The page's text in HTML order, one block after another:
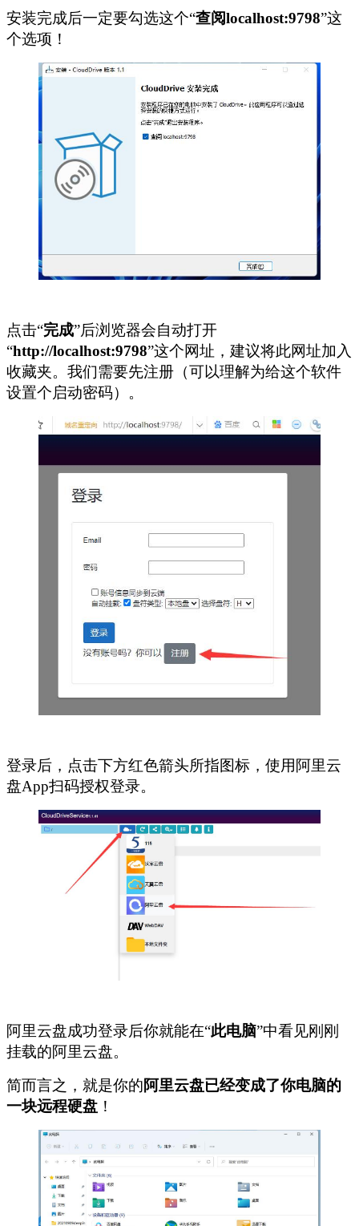
安装完成后一定要勾选这个“查阅localhost:9798”这
个选项！
点击“完成”后浏览器会自动打开
“http://localhost:9798”这个网址，建议将此网址加入
收藏夹。我们需要先注册（可以理解为给这个软件
设置个启动密码）。
登录后，点击下方红色箭头所指图标，使用阿里云
盘App扫码授权登录。
阿里云盘成功登录后你就能在“此电脑”中看见刚刚
挂载的阿里云盘。
简而言之，就是你的阿里云盘已经变成了你电脑的
一块远程硬盘 ！